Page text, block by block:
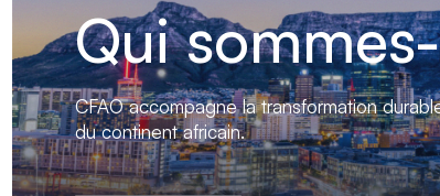
Qui
CFAO accompagne la transformation
du continent africain.